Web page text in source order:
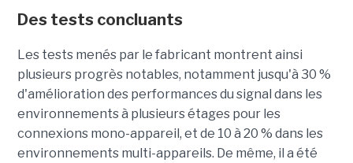
Des tests concluants
Les tests menés par le fabricant montrent ainsi
plusieurs progrès notables, notamment jusqu'à 30 %
d'amélioration des performances du signal dans les
environnements à plusieurs étages pour les
connexions mono-appareil, et de 10 à 20 % dans les
environnements multi-appareils. De même, il a été